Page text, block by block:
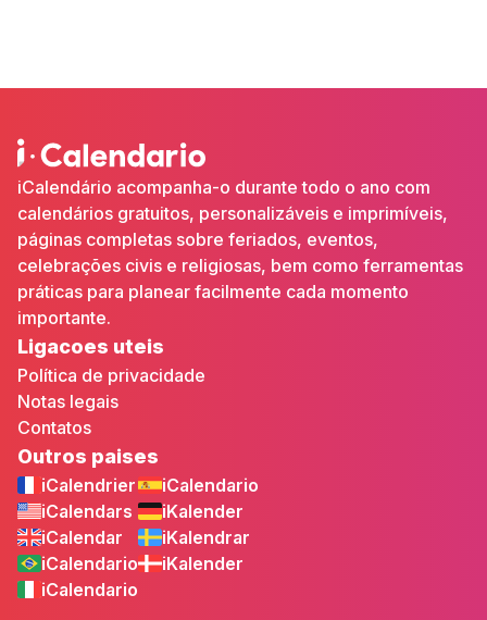
iCalendário acompanha-o durante todo o ano com
calendários gratuitos, personalizáveis e imprimíveis,
páginas completas sobre feriados, eventos,
celebrações civis e religiosas, bem como ferramentas
práticas para planear facilmente cada momento
importante.
Ligacoes uteis
Política de privacidade
Notas legais
Contatos
Outros paises
iCalendrier
iCalendars
iCalendar
iCalendario
iCalendario
iCalendario
iKalender
iKalendrar
iKalender